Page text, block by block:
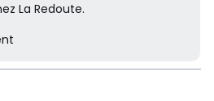
La Redoute.